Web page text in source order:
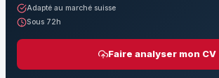
Adapté au marché suisse
Sous 72h
Faire analyser mon CV